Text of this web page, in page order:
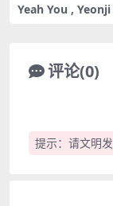
Yeah You ,
评论(0)
提示：请文明